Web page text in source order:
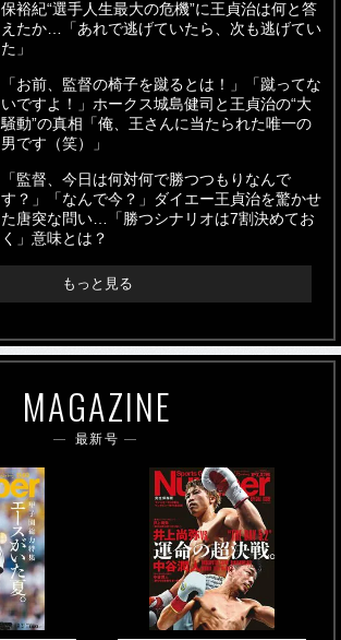
保裕紀“選手人生最大の危機”に王貞治は何と答
えたか…「あれで逃げていたら、次も逃げてい
た」
「お前、監督の椅子を蹴るとは！」「蹴ってな
いですよ！」ホークス城島健司と王貞治の“大
騒動”の真相「俺、王さんに当たられた唯一の
男です（笑）」
「監督、今日は何対何で勝つつもりなんで
す？」「なんで今？」ダイエー王貞治を驚かせ
た唐突な問い…「勝つシナリオは7割決めてお
く」意味とは？
もっと見る
MAGAZINE
最新号